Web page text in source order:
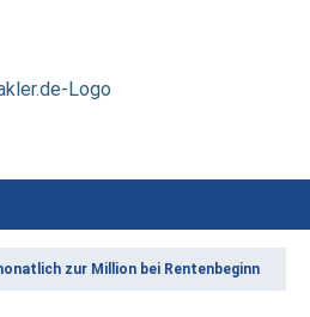
zur Million bei Rentenbeginn